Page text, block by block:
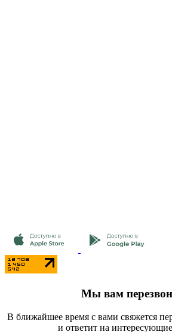
Мы вам
В ближайшее время с вами свяжется
и ответит на